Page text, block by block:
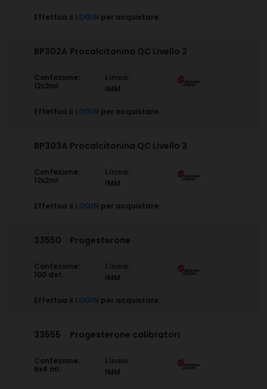
Effettua il LOGIN per acquistare.
BP302A Procalcitonina QC Livello 2
Confezione:
12x2ml
Linea:
IMM
Effettua il LOGIN per acquistare.
BP303A Procalcitonina QC Livello 3
Confezione:
12x2ml
Linea:
IMM
Effettua il LOGIN per acquistare.
33550 Progesterone
Confezione:
100 det.
Linea:
IMM
Effettua il LOGIN per acquistare.
33555 Progesterone calibratori
Confezione:
6x4 ml.
Linea:
IMM